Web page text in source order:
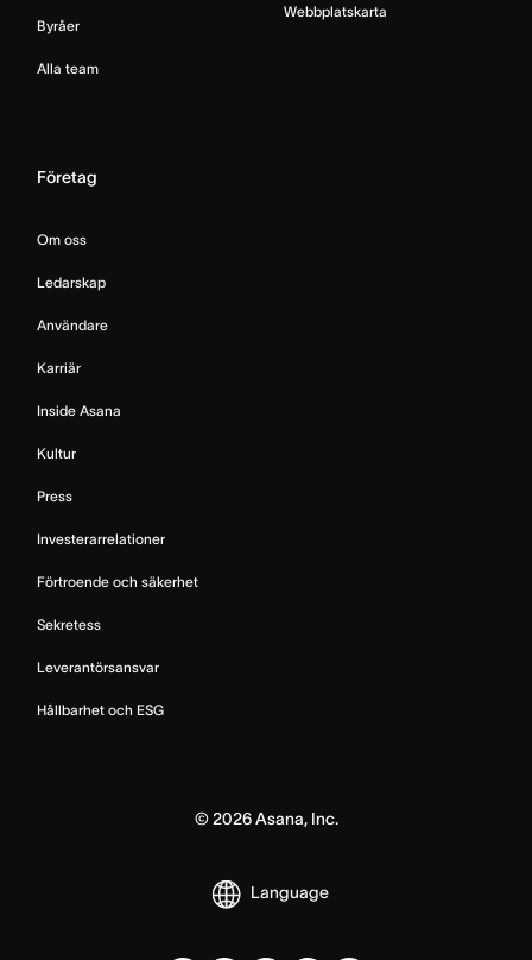
Byråer
Alla team
Webbplatskarta
Företag
Om oss
Ledarskap
Användare
Karriär
Inside Asana
Kultur
Press
Investerarrelationer
Förtroende och säkerhet
Sekretess
Leverantörsansvar
Hållbarhet och ESG
© 2026Asana, Inc.
Language